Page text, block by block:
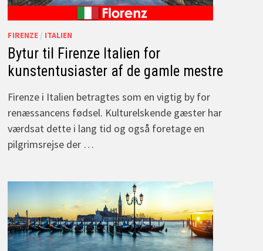
FIRENZE/ ITALIEN
Bytur til Firenze Italien for
kunstentusiaster af de gamle mestre
Firenze i Italien betragtes som en vigtig by for
renæssancens fødsel. Kulturelskende gæster har
værdsat dette i lang tid og også foretage en
pilgrimsrejse der …